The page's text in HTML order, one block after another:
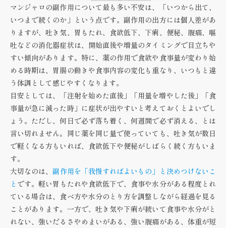
マンジャロの副作用について最も多い不安は、「いつから出て、
いつまで続くのか」という点です。副作用の出方には個人差があ
りますが、吐き気、胃もたれ、食欲低下、下痢、便秘、腹痛、嘔
吐などの消化器症状は、開始直後や増量のタイミングで目立ちや
すい傾向があります。特に、薬の作用で食欲や食事量が変わり始
める時期は、胃腸の動きや食事内容の変化も重なり、いつもと違
う体調として感じやすくなります。
目安としては、
「注射を始めた直後」「用量を増やした後」「食
事量が急に減った時」 に症状が出やすいと考えておくとよいでし
ょう。ただし、何日で必ず落ち着く、何週間で必ず消える、とは
言い切れません。同じ薬を同じ量で使っていても、吐き気が数日
で軽くなる方もいれば、食欲低下や便秘がしばらく続く方もいま
す。
大切なのは、副作用を「我慢すればよいもの」と決めつけないこ
と です。軽い胃もたれや食欲低下で、食事や水分がある程度とれ
ている場合は、食べ方や水分のとり方を調整しながら経過を見る
ことがあります。一方で、吐き気や下痢が続いて食事や水分がと
れない、強いだるさやめまいがある、強い腹痛がある、体重が短